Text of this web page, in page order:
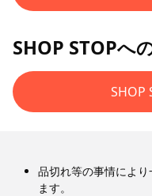
SHOP STOPへ
SHOP
品切れ等の事情によ
ます。